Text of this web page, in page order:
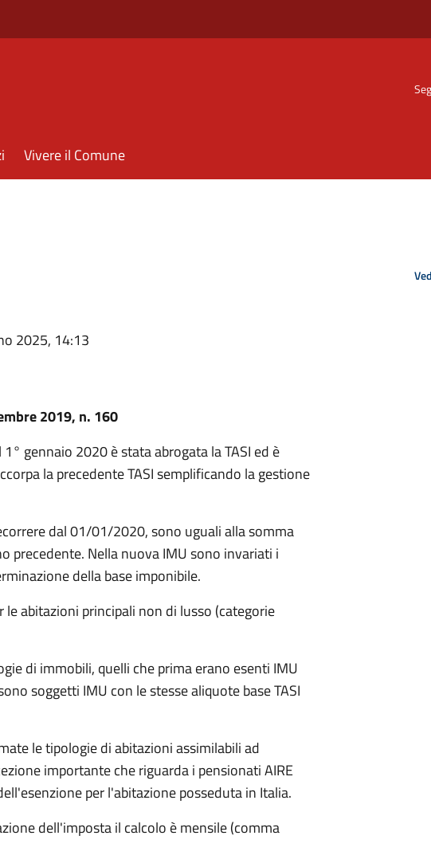
Vivere il Comune
2025, 14:13
2019, n. 160
gennaio 2020 è stata abrogata la TASI ed è
la precedente TASI semplificando la gestione
dal 01/01/2020, sono uguali alla somma
precedente. Nella nuova IMU sono invariati i
della base imponibile.
abitazioni principali non di lusso (categorie
di immobili, quelli che prima erano esenti IMU
soggetti IMU con le stesse aliquote base TASI
le tipologie di abitazioni assimilabili ad
importante che riguarda i pensionati AIRE
per l'abitazione posseduta in Italia.
dell'imposta il calcolo è mensile (comma